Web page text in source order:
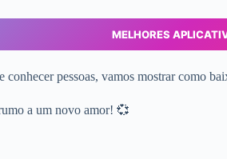
MELHORES
conhecer pessoas, vamos mostrar como
a um novo amor! 💞